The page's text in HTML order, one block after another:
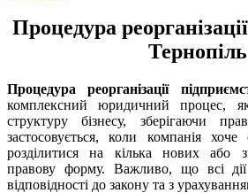
Процедура
Тернопіль
Процедура реорганізації
комплексний юридичний процес,
структуру бізнесу, зберігаючи
застосовується, коли компанія
розділитися на кілька нових або
правову форму. Важливо, що всі
відповідності до закону та з